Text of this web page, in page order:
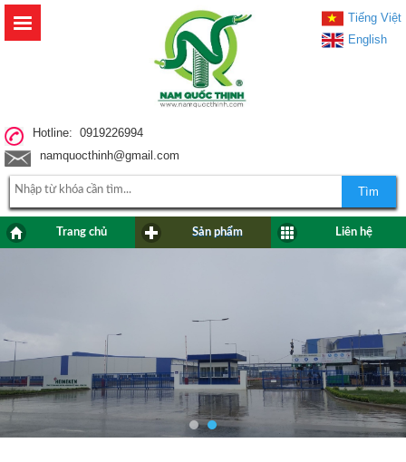
Hotline: 0919226994
namquocthinh@gmail.com
Tiếng Việt
English
Tìm
Trang chủ Sản phẩm Liên hệ